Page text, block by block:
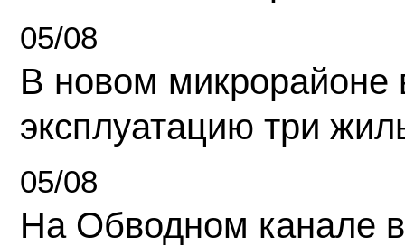
05/08
В новом микрорайоне
эксплуатацию три
05/08
На Обводном канале